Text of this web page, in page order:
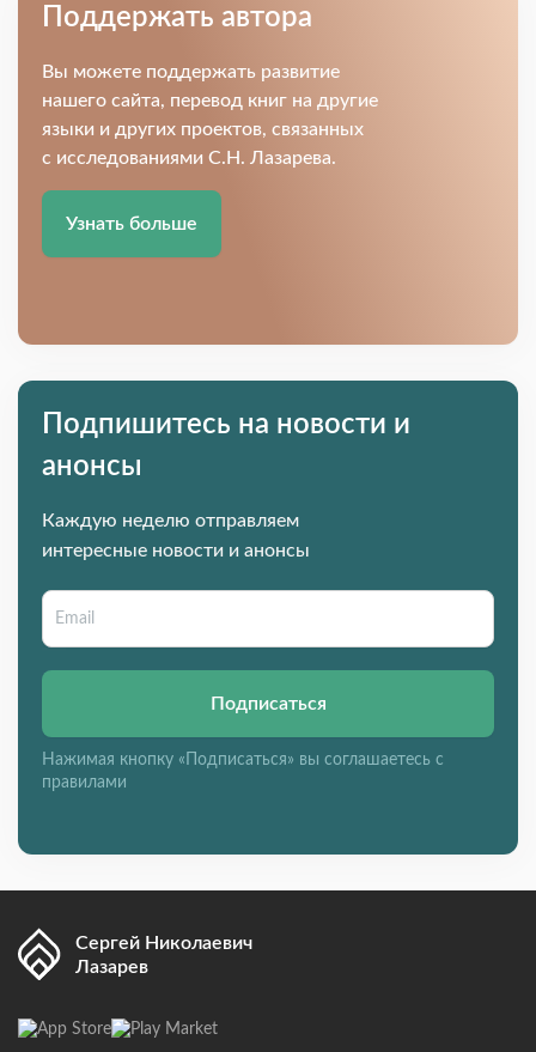
Поддержать автора
Вы можете поддержать развитие
нашего сайта, перевод книг на другие
языки и других проектов, связанных
с исследованиями С.Н. Лазарева.
Узнать больше
Подпишитесь на новости и
анонсы
Каждую неделю отправляем
интересные новости и анонсы
Подписаться
Нажимая кнопку «Подписаться» вы соглашаетесь с
правилами
Сергей Николаевич
Лазарев